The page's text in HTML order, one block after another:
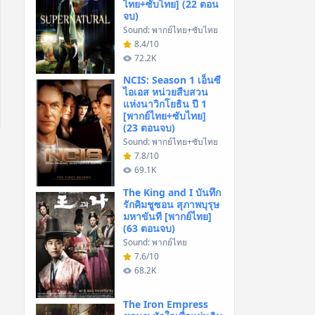
ไทย+ซับไทย] (22 ตอน
จบ)
Sound: พากย์ไทย+ซับไทย
8.4/10
72.2K
NCIS: Season 1 เอ็นซี
ไอเอส หน่วยสืบสวน
แห่งนาวิกโยธิน ปี 1
[พากย์ไทย+ซับไทย]
(23 ตอนจบ)
Sound: พากย์ไทย+ซับไทย
7.8/10
69.1K
The King and I บันทึก
รักคิมชูซอน สุภาพบุรุษ
มหาขันที [พากย์ไทย]
(63 ตอนจบ)
Sound: พากย์ไทย
7.6/10
68.2K
The Iron Empress